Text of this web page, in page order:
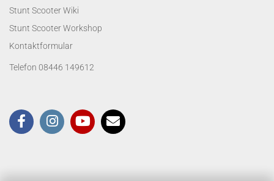
Stunt Scooter Wiki
Stunt Scooter Workshop
Kontaktformular
Telefon 08446 149612